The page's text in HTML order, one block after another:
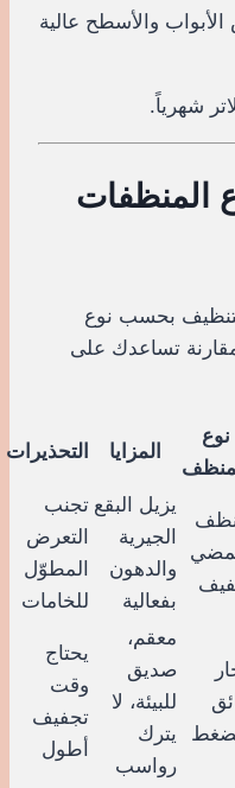
والأسطح عالية
شهرياً.
المنظفات
بحسب نوع
تساعدك على
نوع
المزايا التحذيرات
يزيل البقع
الجيرية
والدهون
بفعالية
تجنب
التعرض
المطوّل
للخامات
معقم،
صديق
للبيئة، لا
يترك
رواسب
يحتاج
وقت
تجفيف
أطول